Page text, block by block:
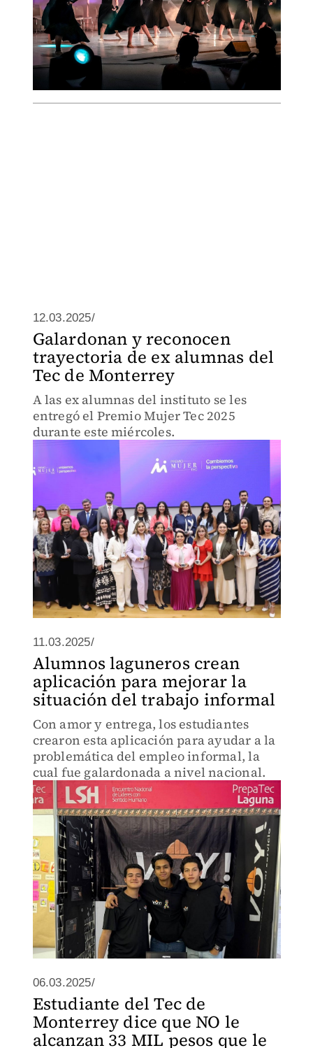
12.03.2025/
Galardonan y reconocen
trayectoria de ex alumnas del
Tec de Monterrey
A las ex alumnas del instituto se les
entregó el Premio Mujer Tec 2025
durante este miércoles.
11.03.2025/
Alumnos laguneros crean
aplicación para mejorar la
situación del trabajo informal
Con amor y entrega, los estudiantes
crearon esta aplicación para ayudar a la
problemática del empleo informal, la
cual fue galardonada a nivel nacional.
06.03.2025/
Estudiante del Tec de
Monterrey dice que NO le
alcanzan 33 MIL pesos que le